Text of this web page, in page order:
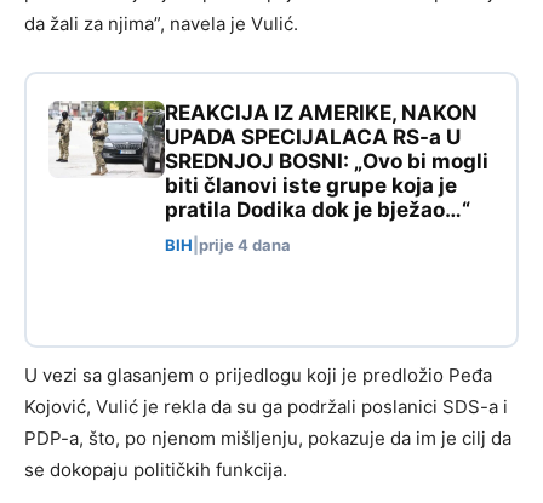
da žali za njima”, navela je Vulić.
REAKCIJA IZ AMERIKE, NAKON
UPADA SPECIJALACA RS-a U
SREDNJOJ BOSNI: „Ovo bi mogli
biti članovi iste grupe koja je
pratila Dodika dok je bježao…“
BIH prije 4 dana
U vezi sa glasanjem o prijedlogu koji je predložio Peđa
Kojović, Vulić je rekla da su ga podržali poslanici SDS-a i
PDP-a, što, po njenom mišljenju, pokazuje da im je cilj da
se dokopaju političkih funkcija.